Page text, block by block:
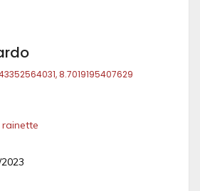
8.7019195407629
rainette